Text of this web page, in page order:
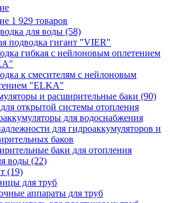
1 929 товаров
для воды (58)
подводка гигант "VIER"
гибкая с нейлоновым оплетением
к смесителям с нейлоновым
"ELKA"
и расширительные баки (90)
открытой системы отопления
для водоснабжения
для гидроаккумуляторов и
баков
баки для отопления
воды (22)
(19)
для труб
аппараты для труб